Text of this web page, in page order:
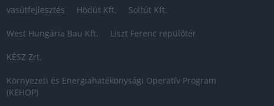
vasútfejlesztés Hódút Kft. Soltút Kft.
West Hungária Bau Kft. Liszt Ferenc repülőtér
KÉSZ Zrt.
Környezeti és Energiahatékonysági Operatív Program
(KEHOP)